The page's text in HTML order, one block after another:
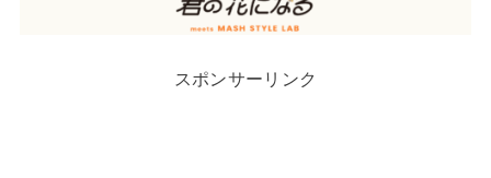
スポンサーリンク